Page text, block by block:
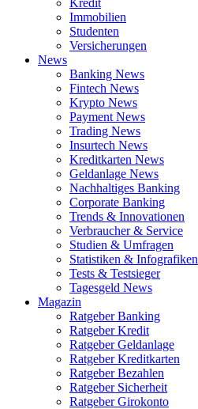
Kredit
Immobilien
Studenten
Versicherungen
News
Banking News
Fintech News
Krypto News
Payment News
Trading News
Insurtech News
Kreditkarten News
Geldanlage News
Nachhaltiges Banking
Corporate Banking
Trends & Innovationen
Verbraucher & Service
Studien & Umfragen
Statistiken & Infografiken
Tests & Testsieger
Tagesgeld News
Magazin
Ratgeber Banking
Ratgeber Kredit
Ratgeber Geldanlage
Ratgeber Kreditkarten
Ratgeber Bezahlen
Ratgeber Sicherheit
Ratgeber Girokonto